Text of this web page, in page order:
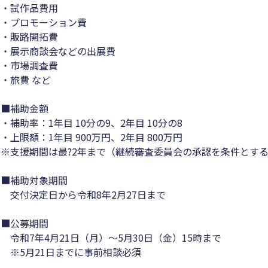
・試作品費用
・プロモーション費
・販路開拓費
・展示商談会などの出展費
・市場調査費
・旅費 など
■補助金額
・補助率：1年目 10分の9、2年目 10分の8
・上限額：1年目 900万円、2年目 800万円
※支援期間は最?2年まで（継続審査委員会の承認を条件とす
■補助対象期間
交付決定日から令和8年2月27日まで
■公募期間
令和7年4月21日（月）～5月30日（金）15時まで
※5月21日までに事前相談必須